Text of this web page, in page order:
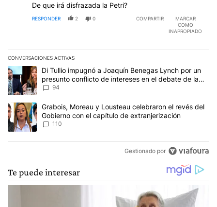
De que irá disfrazada la Petri?
RESPONDER 2 0 COMPARTIR
MARCAR
COMO
INAPROPIADO
CONVERSACIONES ACTIVAS
Este listado muestra los artículos con más comentarios en los
Un artículo de tendencia con el título "Di Tullio impugnó a
Di Tullio impugnó a Joaquín Benegas Lynch por un
presunto conflicto de intereses en el debate de la
Ley de Tierras
94
Un artículo de tendencia con el título "Grabois, Moreau y
Grabois, Moreau y Lousteau celebraron el revés del
Gobierno con el capítulo de extranjerización
110
Gestionado por